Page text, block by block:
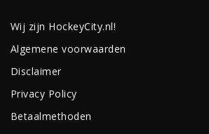
Wij zijn HockeyCity.nl!
Algemene voorwaarden
Disclaimer
Privacy Policy
Betaalmethoden